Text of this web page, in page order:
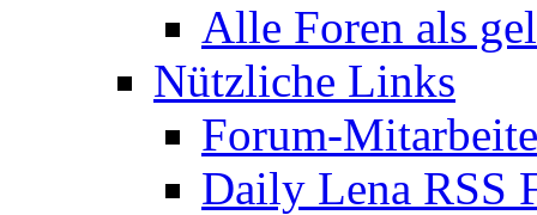
Alle Foren als
Nützliche Links
Forum-
Daily Lena RSS